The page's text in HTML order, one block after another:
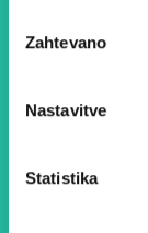
soglasja
Zahtevano
Nastavitve
Statistika
in